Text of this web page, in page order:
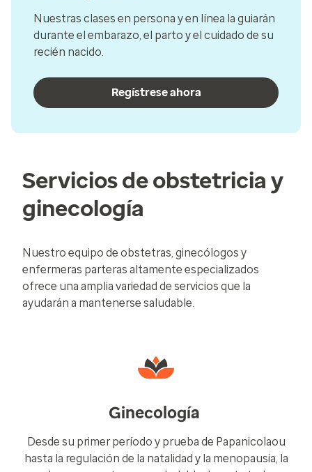
Nuestras clases en persona y en línea la guiarán
durante el embarazo, el parto y el cuidado de su
recién nacido.
Regístrese ahora
Servicios de obstetricia y
ginecología
Nuestro equipo de obstetras, ginecólogos y
enfermeras parteras altamente especializados
ofrece una amplia variedad de servicios que la
ayudarán a mantenerse saludable.
Ginecología
Desde su primer período y prueba de Papanicolaou
hasta la regulación de la natalidad y la menopausia, la